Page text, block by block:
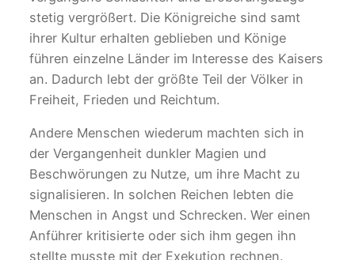
stetig vergrößert. Die Königreiche sind samt
ihrer Kultur erhalten geblieben und Könige
führen einzelne Länder im Interesse des Kaisers
an. Dadurch lebt der größte Teil der Völker in
Freiheit, Frieden und Reichtum.
Andere Menschen wiederum machten sich in
der Vergangenheit dunkler Magien und
Beschwörungen zu Nutze, um ihre Macht zu
signalisieren. In solchen Reichen lebten die
Menschen in Angst und Schrecken. Wer einen
Anführer kritisierte oder sich ihm gegen ihn
stellte musste mit der Exekution rechnen.